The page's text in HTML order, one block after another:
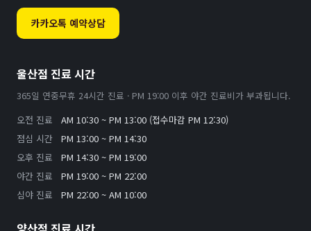
카카오톡 예약상담
울산점 진료 시간
365일 연중무휴 24시간 진료 · PM 19:00 이후 야간 진료비가 부과됩니다.
오전 진료
AM 10:30 ~ PM 13:00 (접수마감 PM 12:30)
점심 시간
PM 13:00 ~ PM 14:30
오후 진료
PM 14:30 ~ PM 19:00
야간 진료
PM 19:00 ~ PM 22:00
심야 진료
PM 22:00 ~ AM 10:00